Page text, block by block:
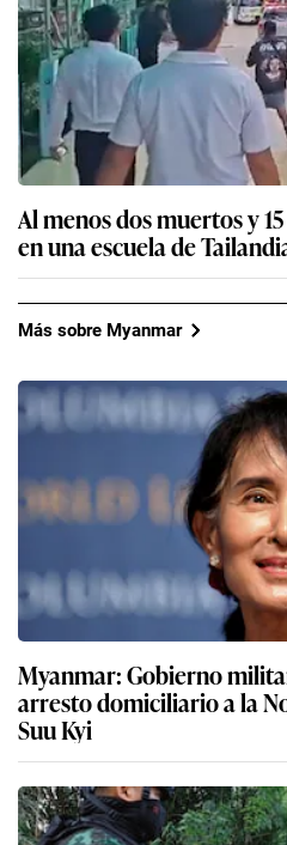
Al menos dos muertos y
en una escuela de
Más sobre Myanmar
Myanmar: Gobierno
arresto domiciliario a la
Suu Kyi